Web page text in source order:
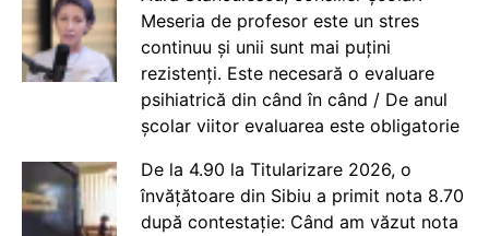
Meseria de profesor este un stres
continuu și unii sunt mai puțini
rezistenți. Este necesară o evaluare
psihiatrică din când în când / De anul
școlar viitor evaluarea este obligatorie
De la 4.90 la Titularizare 2026, o
învățătoare din Sibiu a primit nota 8.70
după contestație: Când am văzut nota